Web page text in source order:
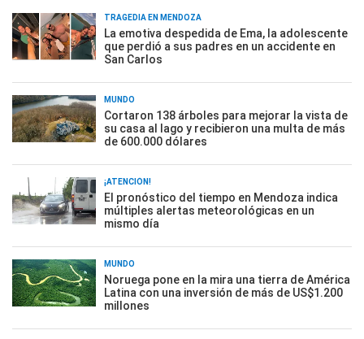
TRAGEDIA EN MENDOZA
La emotiva despedida de Ema, la adolescente
que perdió a sus padres en un accidente en
San Carlos
MUNDO
Cortaron 138 árboles para mejorar la vista de
su casa al lago y recibieron una multa de más
de 600.000 dólares
¡ATENCIÓN!
El pronóstico del tiempo en Mendoza indica
múltiples alertas meteorológicas en un
mismo día
MUNDO
Noruega pone en la mira una tierra de América
Latina con una inversión de más de US$1.200
millones